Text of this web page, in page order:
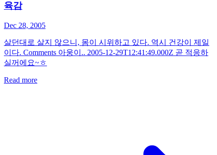
육감
Dec 28, 2005
살던대로 살지 않으니, 몸이 시위하고 있다. 역시 건강이 제일
이다. Comments 아웅이.. 2005-12-29T12:41:49.000Z 곧 적응하
실꺼에요~ㅎ
Read more